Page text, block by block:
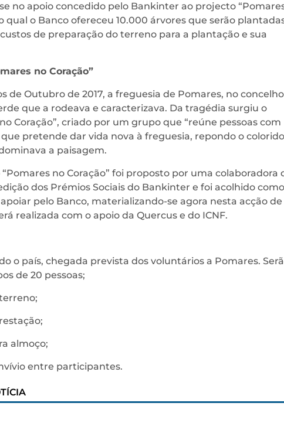
no apoio concedido pelo Bankinter ao projecto
qual o Banco ofereceu 10.000 árvores que serão
de preparação do terreno para a plantação e sua
no Coração”
de Outubro de 2017, a freguesia de Pomares, no
que a rodeava e caracterizava. Da tragédia surgiu o
Coração”, criado por um grupo que “reúne pessoas com
pretende dar vida nova à freguesia, repondo o colorido
a paisagem.
no Coração” foi proposto por uma colaboradora
dos Prémios Sociais do Bankinter e foi acolhido como
pelo Banco, materializando-se agora nesta acção de
realizada com o apoio da Quercus e do ICNF.
o país, chegada prevista dos voluntários a Pomares.
de 20 pessoas;
almoço;
entre participantes.